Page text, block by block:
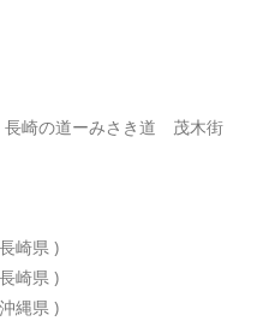
崎の道ーみさき道 茂木街
崎県 )
崎県 )
縄県 )